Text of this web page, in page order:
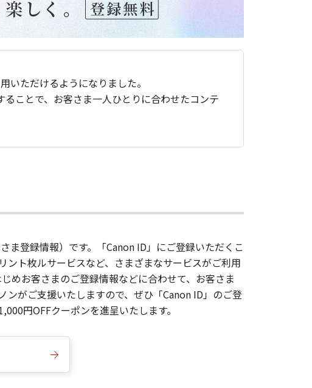
いただけるようになりました。
ことで、お客さま一人ひとりに合わせたコンテ
ま登録情報）です。「Canon ID」にご登録いただくこ
ント枚ルサービスなど、さまざまなサービスがご利用
めお客さまのご登録情報などに合わせて、お客さま
がご支援いたしますので、ぜひ「Canon ID」のご登
円OFFクーポンを進呈いたします。